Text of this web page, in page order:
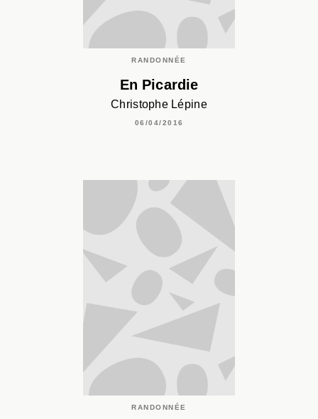
RANDONNÉE
En Picardie
Christophe Lépine
06/04/2016
RANDONNÉE